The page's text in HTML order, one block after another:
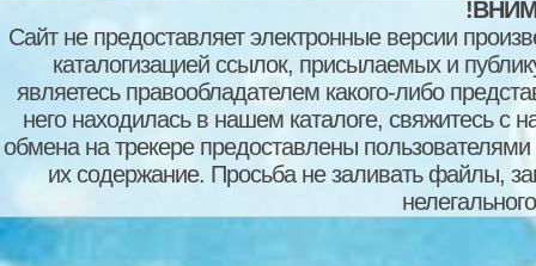
Сайт не предоставляет электронные версии
каталогизацией ссылок, присылаемых и
являетесь правообладателем какого-либо
него находилась в нашем каталоге, свяжитесь
обмена на трекере предоставлены пользователями
их содержание. Просьба не заливать файлы,